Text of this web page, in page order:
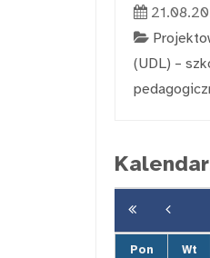
(UDL) –
Pon Wt